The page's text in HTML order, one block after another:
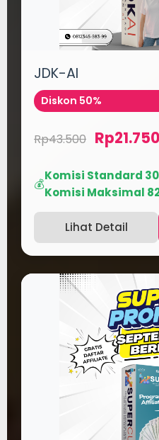
JDK-AI
Diskon 50%
Rp43.500 Rp21.750
💰
Komisi Standard
Komisi Maksimal
Lihat Detail